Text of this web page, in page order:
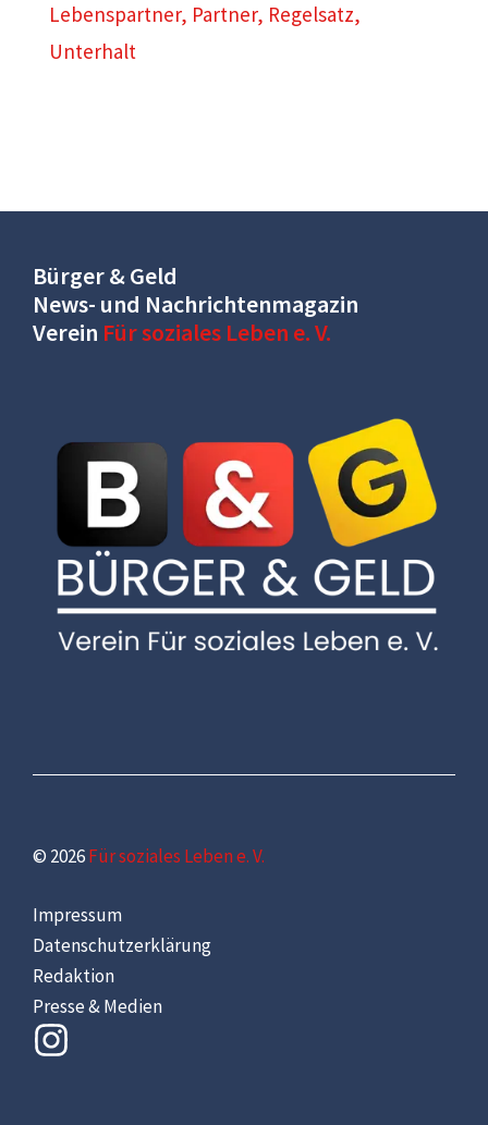
Lebenspartner, Partner, Regelsatz,
Unterhalt
Bürger & Geld
News- und Nachrichtenmagazin
Verein Für soziales Leben e. V.
© 2026Für soziales Leben e. V.
Impressum
Datenschutzerklärung
Redaktion
Presse & Medien